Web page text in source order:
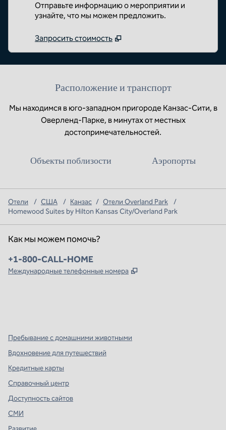
Отправьте информацию о мероприятии и
узнайте, что мы можем предложить.
Запросить стоимость
Расположение и транспорт
Мы находимся в юго-западном пригороде Канзас-Сити, в
Оверленд-Парке, в минутах от местных
достопримечательностей.
Объекты поблизости Аэропорты
Отели / США / Канзас / Отели Overland Park
/
Homewood Suites by Hilton Kansas City/Overland Park
Как мы можем помочь?
Телефон:
+1-800-CALL-HOME
Международные телефонные номера ,
Пребывание с домашними животными
Вдохновение для путешествий
Кредитные карты
Справочный центр
Доступность сайтов
СМИ